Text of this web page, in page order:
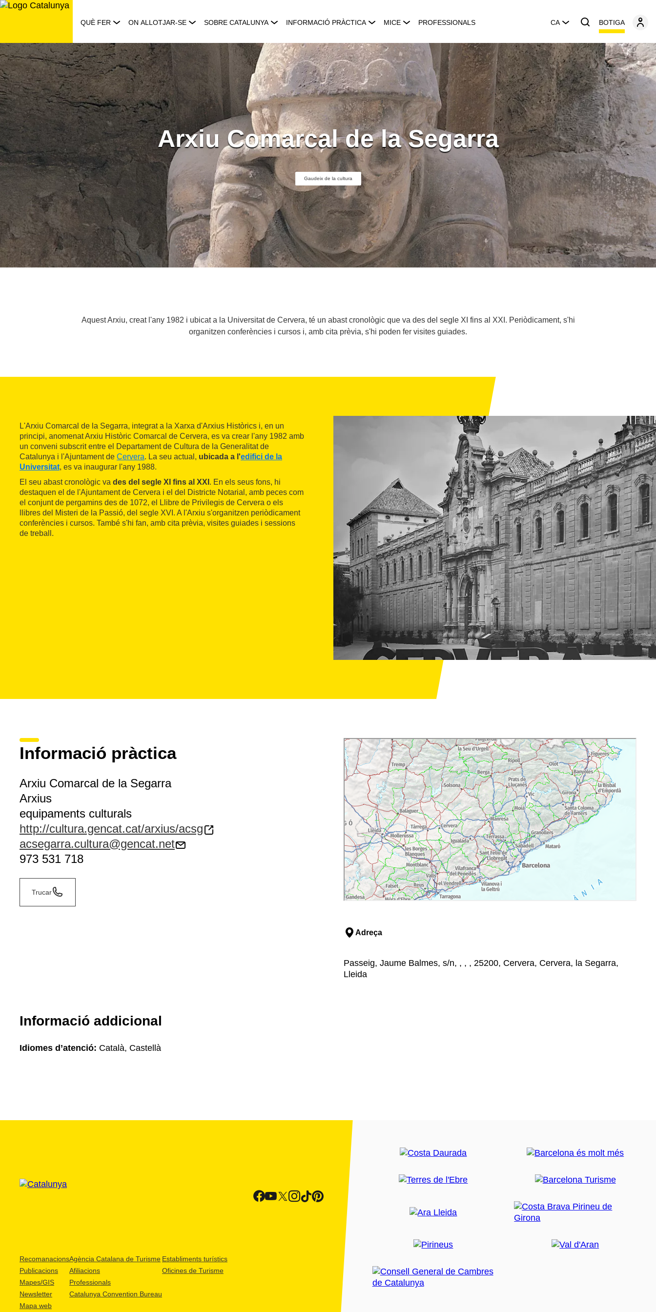
Saltar
QUÈ FER ON ALLOTJAR-SE SOBRE CATALUNYA INFORMACIÓ PRÀCTICA MICE PROFESSIONALS CA BOTIGA
Arxiu Comarcal de la Segarra
Gaudeix de la cultura
Aquest Arxiu, creat l'any 1982 i ubicat a la Universitat de Cervera, té un abast cronològic que va des del segle XI fins al XXI. Periòdicament, s'hi
organitzen conferències i cursos i, amb cita prèvia, s'hi poden fer visites guiades.
L'Arxiu Comarcal de la Segarra, integrat a la Xarxa d'Arxius Històrics i, en un
principi, anomenat Arxiu Històric Comarcal de Cervera, es va crear l'any 1982 amb
un conveni subscrit entre el Departament de Cultura de la Generalitat de
Catalunya i l'Ajuntament de Cervera. La seu actual, ubicada a l'edifici de la
Universitat, es va inaugurar l'any 1988.
El seu abast cronològic va des del segle XI fins al XXI . En els seus fons, hi
destaquen el de l'Ajuntament de Cervera i el del Districte Notarial, amb peces com
el conjunt de pergamins des de 1072, el Llibre de Privilegis de Cervera o els
llibres del Misteri de la Passió, del segle XVI. A l'Arxiu s'organitzen periòdicament
conferències i cursos. També s'hi fan, amb cita prèvia, visites guiades i sessions
de treball.
Informació pràctica
Arxiu Comarcal de la Segarra
Arxius
equipaments culturals
http://cultura.gencat.cat/arxius/acsg
acsegarra.cultura@gencat.net
973 531 718
Trucar
Adreça
Passeig, Jaume Balmes, s/n, , , , 25200, Cervera, Cervera, la Segarra,
Lleida
Informació addicional
Idiomes d’atenció: Català, Castellà
Recomanacions
Publicacions
Mapes/GIS
Newsletter
Mapa web
Agència Catalana de Turisme
Afiliacions
Professionals
Catalunya Convention Bureau
Establiments turístics
Oficines de Turisme